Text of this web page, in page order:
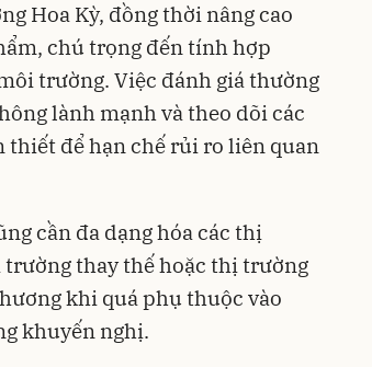
Hoa Kỳ, đồng thời nâng cao
chú trọng đến tính hợp
trường. Việc đánh giá thường
lành mạnh và theo dõi các
thiết để hạn chế rủi ro liên quan
cần đa dạng hóa các thị
thay thế hoặc thị trường
khi quá phụ thuộc vào
khuyến nghị.